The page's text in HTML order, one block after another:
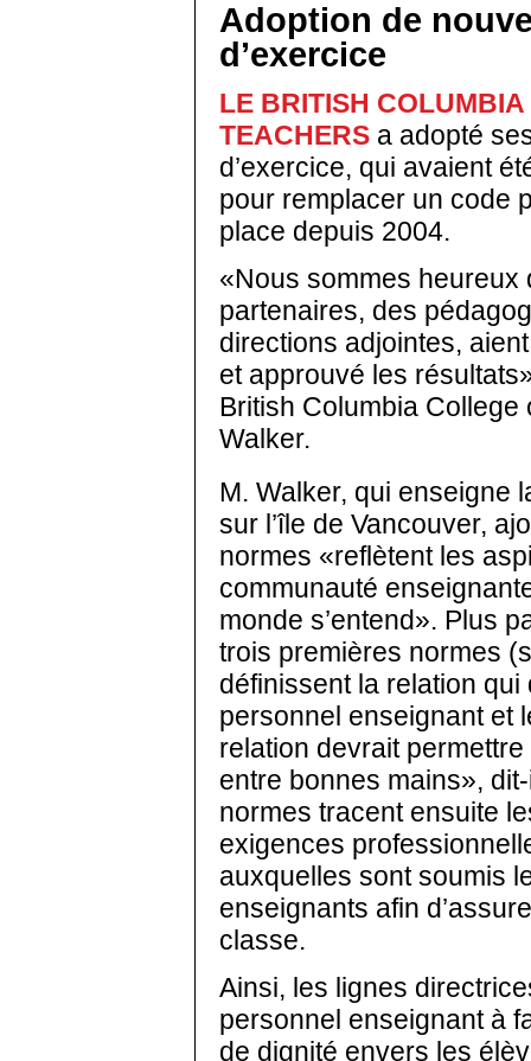
Adoption de
d’exercice
LE BRITISH
TEACHERS a adopté
d’exercice, qui avaient
pour remplacer un code
place depuis 2004.
«Nous sommes heureux
partenaires, des
directions adjointes,
et approuvé les
British Columbia College
Walker.
M. Walker, qui enseigne
sur l’île de Vancouver,
normes «reflètent les
communauté
monde s’entend». Plus
trois premières normes
définissent la relation
personnel enseignant et
relation devrait
entre bonnes mains»,
normes tracent ensuite
exigences
auxquelles sont soumis
enseignants afin
classe.
Ainsi, les lignes
personnel enseignant à
de dignité envers les